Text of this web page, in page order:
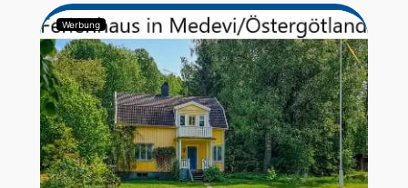
Werbung